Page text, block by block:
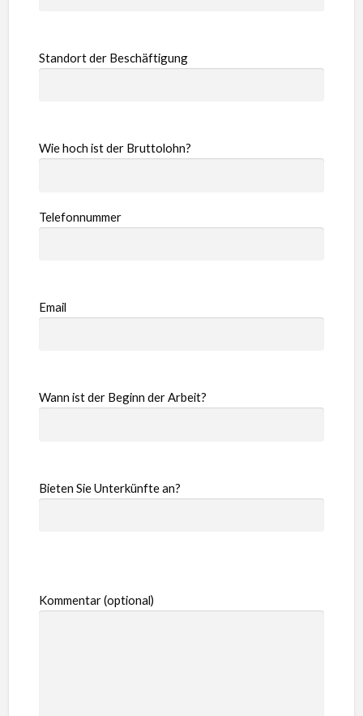
Standort der Beschäftigung
Wie hoch ist der Bruttolohn?
Telefonnummer
Email
Wann ist der Beginn der Arbeit?
Bieten Sie Unterkünfte an?
Kommentar (optional)